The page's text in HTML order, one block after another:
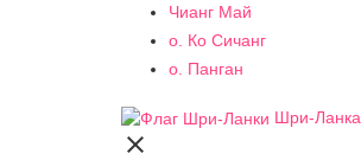
Чианг Май
о. Ко Сичанг
о. Панган
Шри-Ланка
